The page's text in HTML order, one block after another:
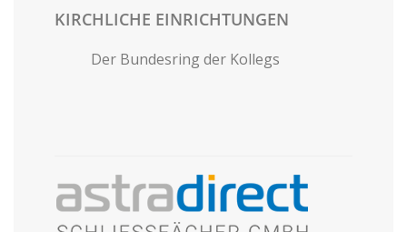
KIRCHLICHE EINRICHTUNGEN
Der Bundesring der Kollegs